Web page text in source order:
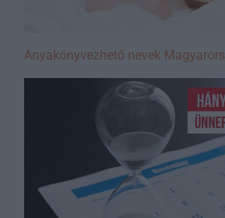
Anyakönyvezhető nevek